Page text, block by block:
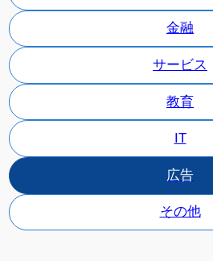
金融
サービス
教育
IT
広告
その他